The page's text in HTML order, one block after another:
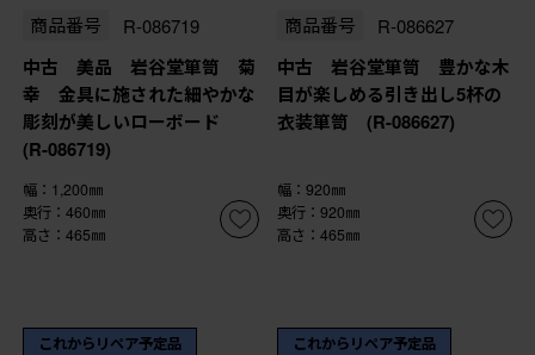
商品番号 R-086719
中古 美品 岩谷堂箪笥 菊
幸 金具に施された細やかな
彫刻が美しいローボード
(R-086719)
幅：1,200㎜
奥行：460㎜
高さ：465㎜
商品番号 R-086627
中古 岩谷堂箪笥 豊かな木
目が楽しめる引き出し5杯の
衣装箪笥 (R-086627)
幅：920㎜
奥行：920㎜
高さ：465㎜
これからリペア予定品 これからリペア予定品